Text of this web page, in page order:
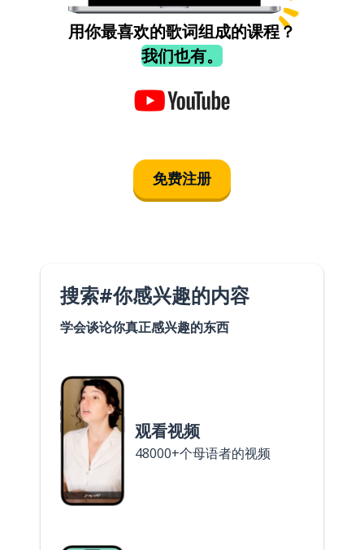
用你最喜欢的歌词组成的课程？
我们也有。
免费注册
搜索#你感兴趣的内容
学会谈论你真正感兴趣的东西
观看视频
48000+个母语者的视频